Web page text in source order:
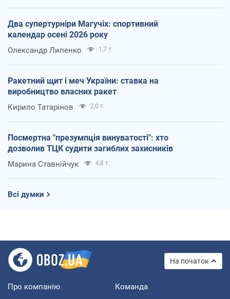
Два супертурніри Магучіх: спортивний
календар осені 2026 року
Олександр Липенко 1,7 т.
Ракетний щит і меч України: ставка на
виробництво власних ракет
Кирило Татарінов 2,0 т.
Посмертна "презумпція винуватості": хто
дозволив ТЦК судити загиблих захисників
Марина Ставнійчук 4,8 т.
Всі думки
На початок
Про компанію Команда